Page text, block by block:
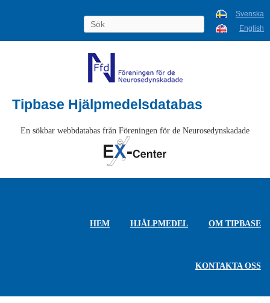
Svenska
English
Tipbase Hjälpmedelsdatabas
En sökbar webbdatabas från Föreningen för de Neurosedynskadade
HEM HJÄLPMEDEL OM TIPBASE
KONTAKTA OSS